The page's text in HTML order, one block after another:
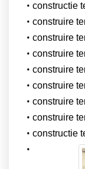
constructie
construire
construire
construire
construire
construire
construire
construire
constructie